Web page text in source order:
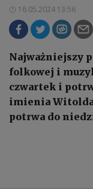
16.05.2024 13:56
Najważniejszy
folkowej i
czwartek i
imienia Witolda
potrwa do